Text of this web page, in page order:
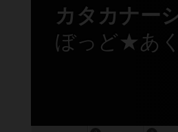
カタカナー
ぼっど★あ